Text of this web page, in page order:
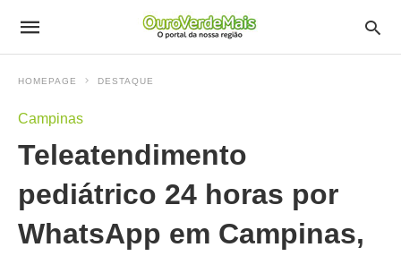
HOMEPAGE DESTAQUE
Campinas
Teleatendimento
pediátrico 24 horas por
WhatsApp em Campinas,